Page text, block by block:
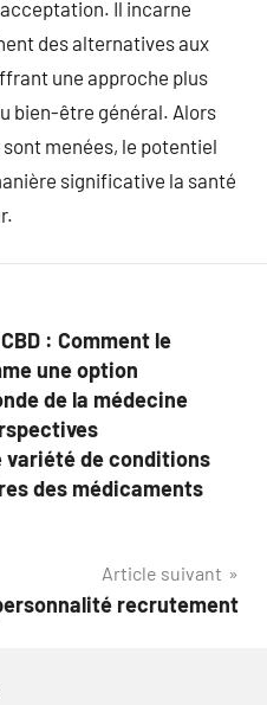
Il incarne
des alternatives aux
une approche plus
bien-être général. Alors
sont menées, le potentiel
significative la santé
: Comment le
une option
de la médecine
variété de conditions
des médicaments
Article suivant
recrutement